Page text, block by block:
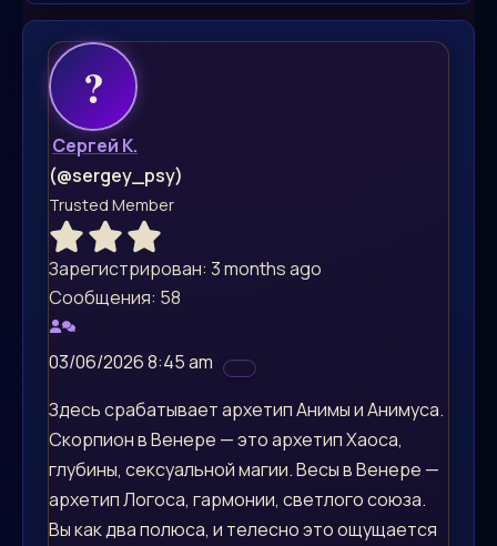
Сергей К.
(@sergey_psy)
Trusted Member
Зарегистрирован: 3 months ago
Сообщения: 58
03/06/2026 8:45 am
Здесь срабатывает архетип Анимы и Анимуса.
Скорпион в Венере — это архетип Хаоса,
глубины, сексуальной магии. Весы в Венере —
архетип Логоса, гармонии, светлого союза.
Вы как два полюса, и телесно это ощущается